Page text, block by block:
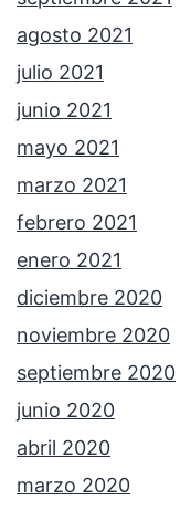
agosto 2021
julio 2021
junio 2021
mayo 2021
marzo 2021
febrero 2021
enero 2021
diciembre 2020
noviembre 2020
septiembre 2020
junio 2020
abril 2020
marzo 2020